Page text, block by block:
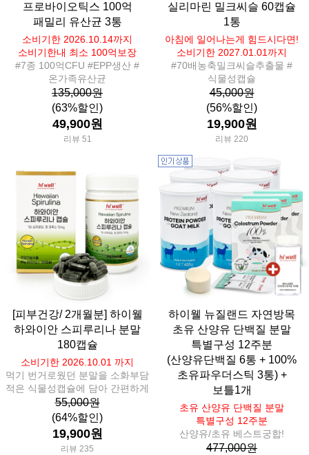
프로바이오틱스 100억
패밀리 유산균 3통
소비기한 2026.10.14까지
소비기한내 최소 100억보장
#7종 100억CFU #EPP생산 #
온가족유산균
135,000원
(63%할인)
49,900원
리뷰 51
실리마린 밀크씨슬 60캡슐
1통
아침에 일어나는게 힘드시다면!
소비기한 2027.01.01까지
#70배농축밀크씨슬추출물 #
식물성캡슐
45,000원
(56%할인)
19,900원
리뷰 220
[피부건강/ 2개월분] 하이웰
하와이안 스피루리나 분말
180캡슐
소비기한 2026.10.01 까지
먹기 번거로웠던 분말을 소화부담
적은 식물성캡슐에 담아 간편하게
55,000원
(64%할인)
19,900원
리뷰 235
하이웰 뉴질랜드 자연방목
초유 산양유 단백질 분말
특별구성 12주분
(산양유단백질 6통 + 100%
초유파우더스틱 3통) +
보틀1개
초유 산양유 단백질 분말
특별구성 12주분
산양유/초유 베스트궁합!
477,000원